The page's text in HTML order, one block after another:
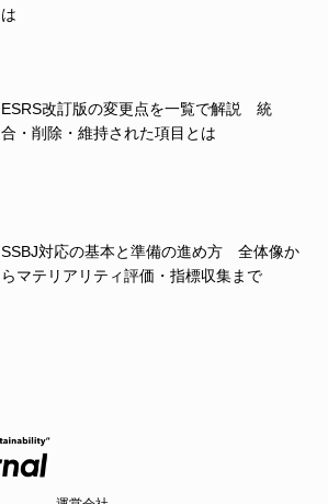
は
ESRS改訂版の変更点を一覧で解説 統
合・削除・維持された項目とは
SSBJ対応の基本と準備の進め方 全体像か
らマテリアリティ評価・指標収集まで